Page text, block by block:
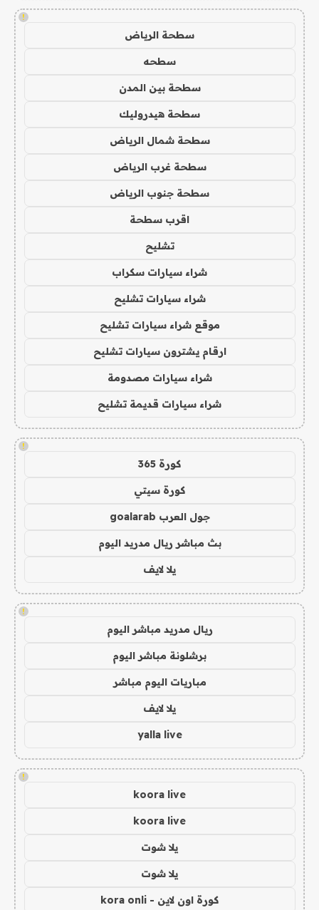
!
سطحة الرياض
سطحه
سطحة بين المدن
سطحة هيدروليك
سطحة شمال الرياض
سطحة غرب الرياض
سطحة جنوب الرياض
اقرب سطحة
تشليح
شراء سيارات سكراب
شراء سيارات تشليح
موقع شراء سيارات تشليح
ارقام يشترون سيارات تشليح
شراء سيارات مصدومة
شراء سيارات قديمة تشليح
!
كورة 365
كورة سيتي
جول العرب goalarab
بث مباشر ريال مدريد اليوم
يلا لايف
!
ريال مدريد مباشر اليوم
برشلونة مباشر اليوم
مباريات اليوم مباشر
يلا لايف
yalla live
!
koora live
koora live
يلا شوت
يلا شوت
كورة اون لاين - kora onli